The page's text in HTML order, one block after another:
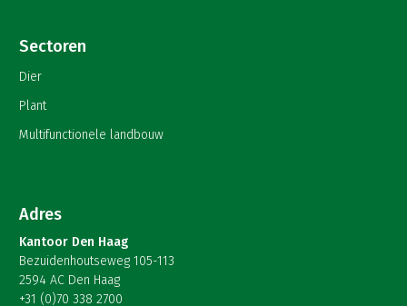
Sectoren
Dier
Plant
Multifunctionele landbouw
Adres
Kantoor Den Haag
Bezuidenhoutseweg 105-113
2594 AC Den Haag
+31 (0)70 338 2700